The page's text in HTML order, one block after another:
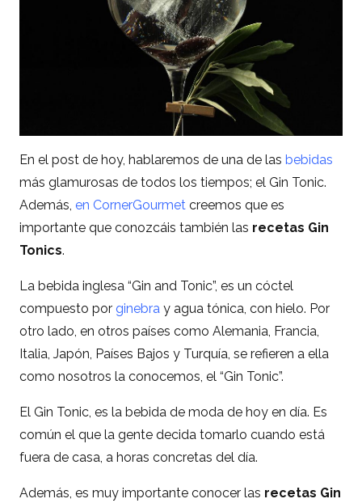
En el post de hoy, hablaremos de una de las bebidas
más glamurosas de todos los tiempos; el Gin Tonic.
Además, en CornerGourmet creemos que es
importante que conozcáis también las recetas Gin
Tonics.
La bebida inglesa “Gin and Tonic”, es un cóctel
compuesto por ginebra y agua tónica, con hielo. Por
otro lado, en otros países como Alemania, Francia,
Italia, Japón, Países Bajos y Turquía, se refieren a ella
como nosotros la conocemos, el “Gin Tonic”.
El Gin Tonic, es la bebida de moda de hoy en día. Es
común el que la gente decida tomarlo cuando está
fuera de casa, a horas concretas del día.
Además, es muy importante conocer las recetas Gin